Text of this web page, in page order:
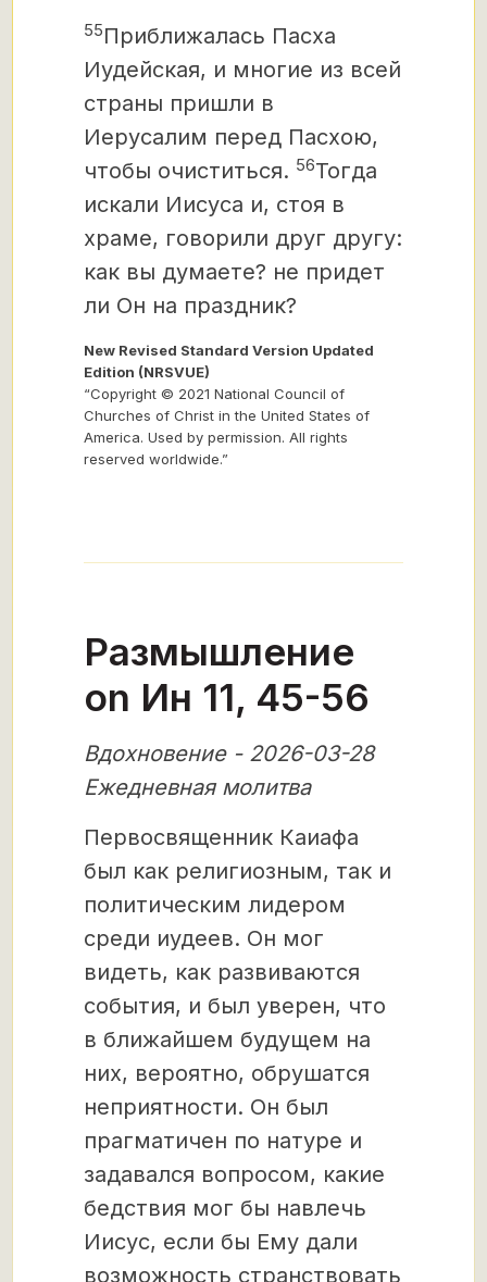
55Приближалась Пасха
Иудейская, и многие из всей
страны пришли в
Иерусалим перед Пасхою,
чтобы очиститься. 56Тогда
искали Иисуса и, стоя в
храме, говорили друг другу:
как вы думаете? не придет
ли Он на праздник?
New Revised Standard Version Updated
Edition (NRSVUE)
“Copyright © 2021 National Council of
Churches of Christ in the United States of
America. Used by permission. All rights
reserved worldwide.”
Размышление
on Ин 11, 45-56
Вдохновение - 2026-03-28
Ежедневная молитва
Первосвященник Каиафа
был как религиозным, так и
политическим лидером
среди иудеев. Он мог
видеть, как развиваются
события, и был уверен, что
в ближайшем будущем на
них, вероятно, обрушатся
неприятности. Он был
прагматичен по натуре и
задавался вопросом, какие
бедствия мог бы навлечь
Иисус, если бы Ему дали
возможность странствовать